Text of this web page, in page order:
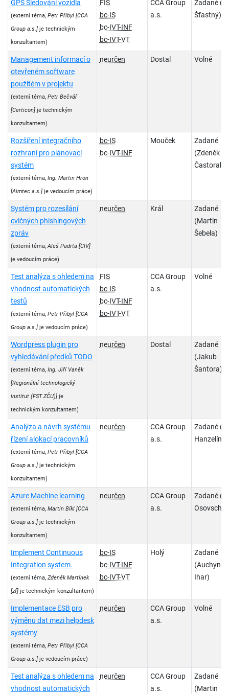
GPS Sledování vozidla
(externí téma, Petr Přibyl [CCA
Group a.s.]je technickým
konzultantem)
FIS
bc-IS
bc-IVT-INF
bc-IVT-VT
CCA Group
a.s.
Zadané
Šťastný)
Management informací o
otevřeném software
použitém v projektu
(externí téma, Petr Bečvář
[Certicon]je technickým
konzultantem)
neurčen Dostal Volné
Rozšíření integračního
rozhraní pro plánovací
systém
(externí téma, Ing. Martin Hron
[Aimtec a.s.]je vedoucím práce)
bc-IS
bc-IVT-INF
Mouček
Zadané
(Zdeněk
Častoral)
Systém pro rozesílání
cvičných phishingových
zpráv
(externí téma,Aleš Padrta [CIV]
je vedoucím práce)
neurčen Král
Zadané
(Martin
Šebela)
Test analýza s ohledem na
vhodnost automatických
testů
(externí téma, Petr Přibyl [CCA
Group a.s.]je vedoucím práce)
FIS
bc-IS
bc-IVT-INF
bc-IVT-VT
CCA Group
a.s.
Volné
Wordpress plugin pro
vyhledávání předků TODO
(externí téma, Ing. Jiří Vaněk
[Regionální technologický
institut (FST ZČU)]je
technickým konzultantem)
neurčen Dostal
Zadané
(Jakub
Šantora)
Analýza a návrh systému
řízení alokací pracovníků
(externí téma, Petr Přibyl [CCA
Group a.s.]je technickým
konzultantem)
neurčen
CCA Group
a.s.
Zadané
Hanzelín)
Azure Machine learning
(externí téma, Martin Bíkl [CCA
Group a.s.]je technickým
konzultantem)
neurčen
CCA Group
a.s.
Zadané
Osovschi)
Implement Continuous
Integration system.
(externí téma, Zdeněk Martínek
[zf]je technickým konzultantem)
bc-IS
bc-IVT-INF
bc-IVT-VT
Holý
Zadané
Ihar)
Implementace ESB pro
výměnu dat mezi helpdesk
systémy
(externí téma, Petr Přibyl [CCA
Group a.s.]je vedoucím práce)
neurčen
CCA Group
a.s.
Volné
Test analýza s ohledem na
vhodnost automatických
neurčen
CCA Group
a.s.
Zadané
(Martin